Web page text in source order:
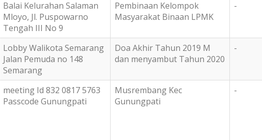
Balai Kelurahan Salaman
Mloyo, Jl. Puspowarno
Tengah III No 9
Pembinaan Kelompok
Masyarakat Binaan LPMK
-
Lobby Walikota Semarang
Jalan Pemuda no 148
Semarang
Doa Akhir Tahun 2019 M
dan menyambut Tahun 2020
-
meeting Id 832 0817 5763
Passcode Gunungpati
Musrembang Kec
Gunungpati
-